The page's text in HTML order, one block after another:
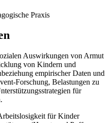
Praxis
Auswirkungen von Armut
von Kindern und
empirischer Daten und
Forschung, Belastungen zu
für
für Kinder